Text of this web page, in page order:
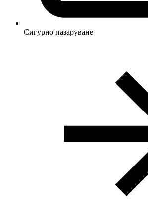
Сигурно пазаруване